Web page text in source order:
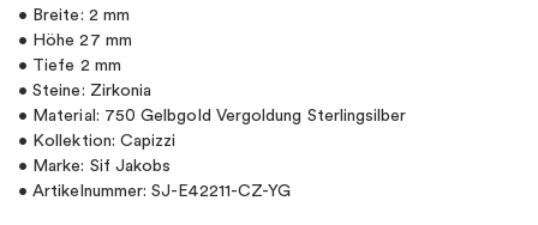
• Breite: 2 mm
• Höhe 27 mm
• Tiefe 2 mm
• Steine: Zirkonia
• Material: 750 Gelbgold Vergoldung Sterlingsilber
• Kollektion: Capizzi
• Marke: Sif Jakobs
• Artikelnummer: SJ-E42211-CZ-YG